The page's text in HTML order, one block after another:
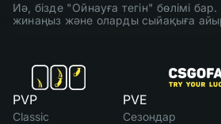
Иә, бізде "Ойнауға тегін" бөлімі
жинаңыз және оларды сыйақыға
PVP
Classic
PVE
Сезондар